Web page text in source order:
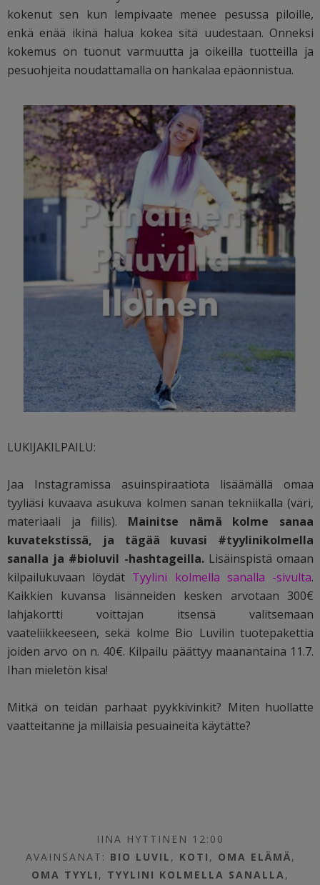
kokenut sen kun lempivaate menee pesussa piloille,
enkä enää ikinä halua kokea sitä uudestaan. Onneksi
kokemus on tuonut varmuutta ja oikeilla tuotteilla ja
pesuohjeita noudattamalla on hankalaa epäonnistua.
LUKIJAKILPAILU:
Jaa Instagramissa asuinspiraatiota lisäämällä omaa
tyyliäsi kuvaava asukuva kolmen sanan tekniikalla (väri,
materiaali ja fiilis). Mainitse nämä kolme sanaa
kuvatekstissä, ja tägää kuvasi #tyylinikolmella
sanalla ja #bioluvil -hashtageilla.Lisäinspistä omaan
kilpailukuvaan löydät Tyylini kolmella sanalla -sivulta.
Kaikkien kuvansa lisänneiden kesken arvotaan 300€
lahjakortti voittajan itsensä valitsemaan
vaateliikkeeseen, sekä kolme Bio Luvilin tuotepakettia
joiden arvo on n. 40€. Kilpailu päättyy maanantaina 11.7.
Ihan mieletön kisa!
Mitkä on teidän parhaat pyykkivinkit? Miten huollatte
vaatteitanne ja millaisia pesuaineita käytätte?
IINA HYTTINEN 12:00
AVAINSANAT: BIO LUVIL , KOTI , OMA ELÄMÄ,
OMA TYYLI , TYYLINI KOLMELLA SANALLA,